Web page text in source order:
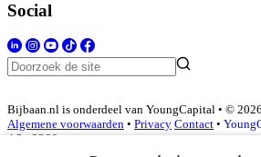
Social
Bijbaan.nl is onderdeel van YoungCapital • ©
Algemene voorwaarden • Privacy Contact •
4.3 - 3366 reviews